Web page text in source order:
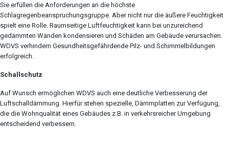
Sie erfüllen die Anforderungen an die höchste
Schlagregenbeanspruchungsgruppe. Aber nicht nur die äußere Feuchtigkeit
spielt eine Rolle. Raumseitige Luftfeuchtigkeit kann bei unzureichend
gedämmten Wänden kondensieren und Schäden am Gebäude verursachen.
WDVS verhindern Gesundheitsgefährdende Pilz- und Schimmelbildungen
erfolgreich.
Schallschutz
Auf Wunsch ermöglichen WDVS auch eine deutliche Verbesserung der
Luftschalldämmung. Hierfür stehen spezielle, Dämmplatten zur Verfügung,
die die Wohnqualität eines Gebäudes z.B. in verkehrsreicher Umgebung
entscheidend verbessern.